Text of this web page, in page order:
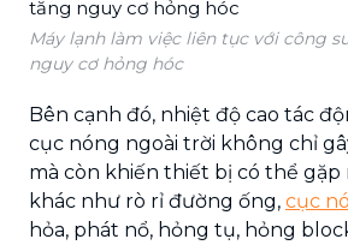
Máy lạnh làm việc liên tục với công
nguy cơ hỏng hóc
Bên cạnh đó, nhiệt độ cao tác
cục nóng ngoài trời không chỉ
mà còn khiến thiết bị có thể gặp
khác như rò rỉ đường ống, cục
hỏa, phát nổ, hỏng tụ, hỏng